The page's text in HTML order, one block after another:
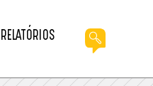
RELATÓRIOS